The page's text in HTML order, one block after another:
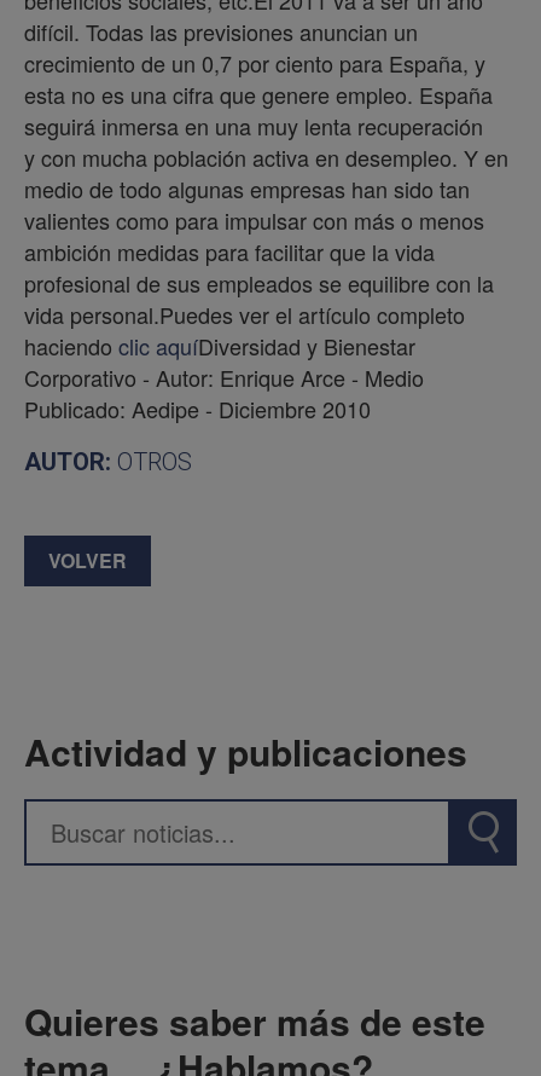
difícil. Todas las previsiones anuncian un
crecimiento de un 0,7 por ciento para España, y
esta no es una cifra que genere empleo. España
seguirá inmersa en una muy lenta recuperación
y con mucha población activa en desempleo. Y en
medio de todo algunas empresas han sido tan
valientes como para impulsar con más o menos
ambición medidas para facilitar que la vida
profesional de sus empleados se equilibre con la
vida personal.Puedes ver el artículo completo
haciendo clic aquíDiversidad y Bienestar
Corporativo - Autor: Enrique Arce - Medio
Publicado: Aedipe - Diciembre 2010
AUTOR: OTROS
VOLVER
Actividad y publicaciones
Quieres saber más de este